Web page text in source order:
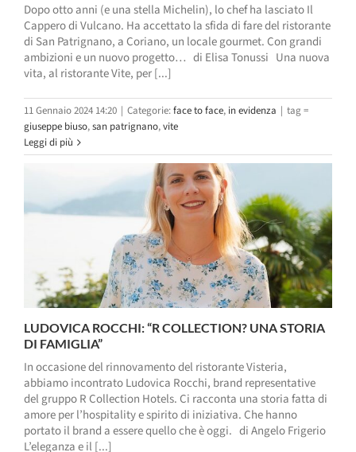
Dopo otto anni (e una stella Michelin), lo chef ha lasciato Il
Cappero di Vulcano. Ha accettato la sfida di fare del ristorante
di San Patrignano, a Coriano, un locale gourmet. Con grandi
ambizioni e un nuovo progetto… di Elisa Tonussi Una nuova
vita, al ristorante Vite, per [...]
11 Gennaio 2024 14:20 | Categorie:face to face, in evidenza | tag =
giuseppe biuso,san patrignano,vite
Leggi di più
LUDOVICA ROCCHI: “R COLLECTION? UNA STORIA
DI FAMIGLIA”
In occasione del rinnovamento del ristorante Visteria,
abbiamo incontrato Ludovica Rocchi, brand representative
del gruppo R Collection Hotels. Ci racconta una storia fatta di
amore per l’hospitality e spirito di iniziativa. Che hanno
portato il brand a essere quello che è oggi. di Angelo Frigerio
L’eleganza e il [...]